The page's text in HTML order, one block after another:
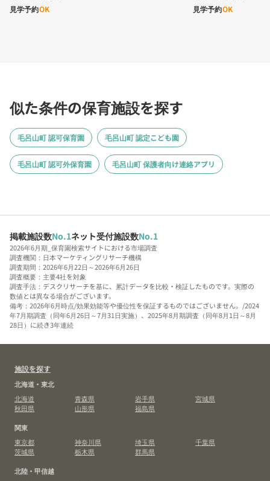
見学予約OK 見学予約OK
似た条件の保育施設を探す
毛呂山町 認可保育園 毛呂山町 認定こども園
毛呂山町 認可外保育園 毛呂山町 保護者向け連絡アプリ
掲載施設数No.1ネット受付施設数No.1
2026年6月期_保育園検索サイトにおける市場調査
調査機関：日本マーケティングリサーチ機構
調査期間：2026年6月22日～2026年6月26日
調査概要：主要4社を対象
調査手法：デスクリサーチを基に、累計データを比較・検証したものです。実際の
数値とは異なる場合がございます。
備考：2026年6月時点/効果効能等や優位性を保証するものではございません。/2024
年7月期調査（同年6月26日～7月31日実施）、2025年8月期調査（同年8月1日～8月
28日）に続き3年連続
施設を探す
北海道・東北
北海道
青森県 岩手県
宮城県
秋田県
山形県
福島県
関東
東京都
神奈川県 埼玉県
千葉県
茨城県
栃木県
群馬県
北陸・甲信越